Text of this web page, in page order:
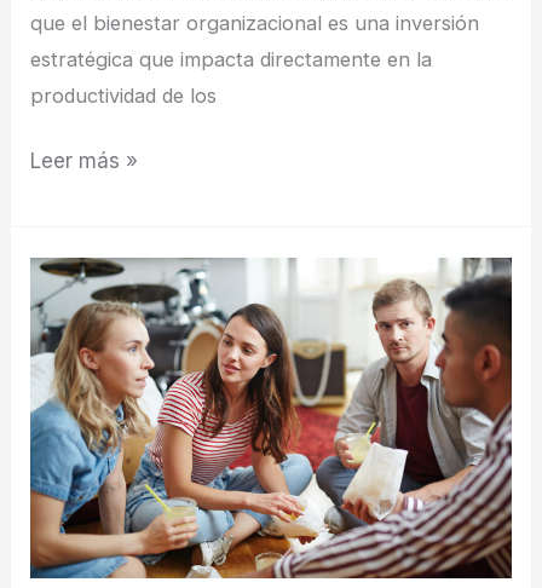
que el bienestar organizacional es una inversión
estratégica que impacta directamente en la
productividad de los
Leer más »
Errores
comunes
en
comunicación
interna
y
cómo
evitarlos